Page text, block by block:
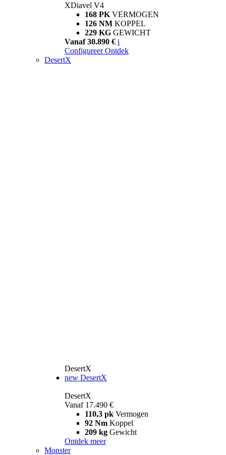
XDiavel V4
168 PK VERMOGEN
126 NM KOPPEL
229 KG GEWICHT
Vanaf 30.890 € i
Configureer Ontdek
DesertX
DesertX
new DesertX
DesertX
Vanaf 17.490 €
110,3 pk Vermogen
92 Nm Koppel
209 kg Gewicht
Ontdek meer
Monster